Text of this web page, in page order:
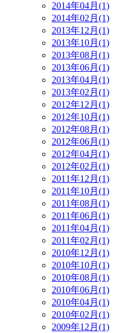
2014年04月(1)
2014年02月(1)
2013年12月(1)
2013年10月(1)
2013年08月(1)
2013年06月(1)
2013年04月(1)
2013年02月(1)
2012年12月(1)
2012年10月(1)
2012年08月(1)
2012年06月(1)
2012年04月(1)
2012年02月(1)
2011年12月(1)
2011年10月(1)
2011年08月(1)
2011年06月(1)
2011年04月(1)
2011年02月(1)
2010年12月(1)
2010年10月(1)
2010年08月(1)
2010年06月(1)
2010年04月(1)
2010年02月(1)
2009年12月(1)